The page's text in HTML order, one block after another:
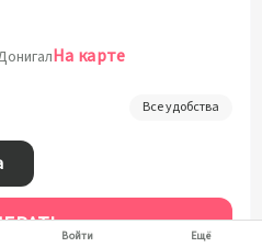
На карте
Все удобства
Войти Ещё